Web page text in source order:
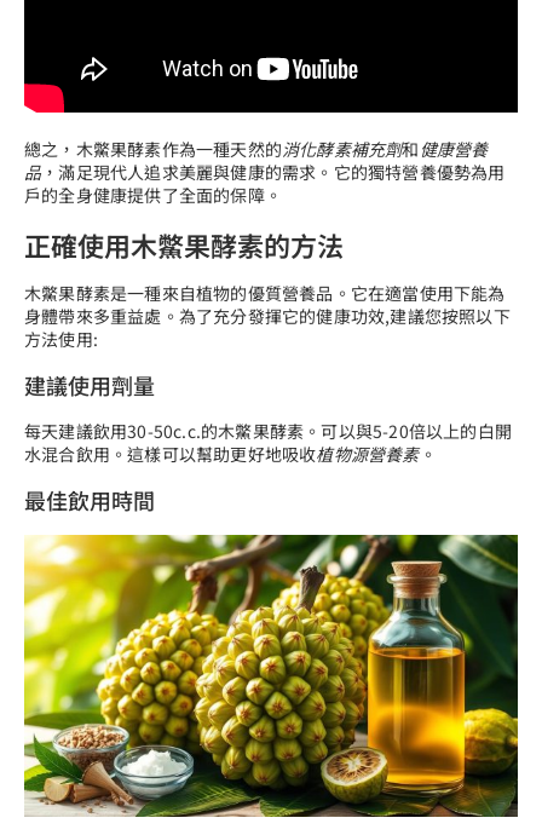
總之，木鱉果酵素作為一種天然的消化酵素補充劑和 健康營養
品 ，滿足現代人追求美麗與健康的需求。它的獨特營養優勢為用
戶的全身健康提供了全面的保障。
正確使用木鱉果酵素的方法
木鱉果酵素是一種來自植物的優質營養品。它在適當使用下能為
身體帶來多重益處。為了充分發揮它的健康功效,建議您按照以下
方法使用:
建議使用劑量
每天建議飲用30-50c.c.的木鱉果酵素。可以與5-20倍以上的白開
水混合飲用。這樣可以幫助更好地吸收植物源營養素。
最佳飲用時間